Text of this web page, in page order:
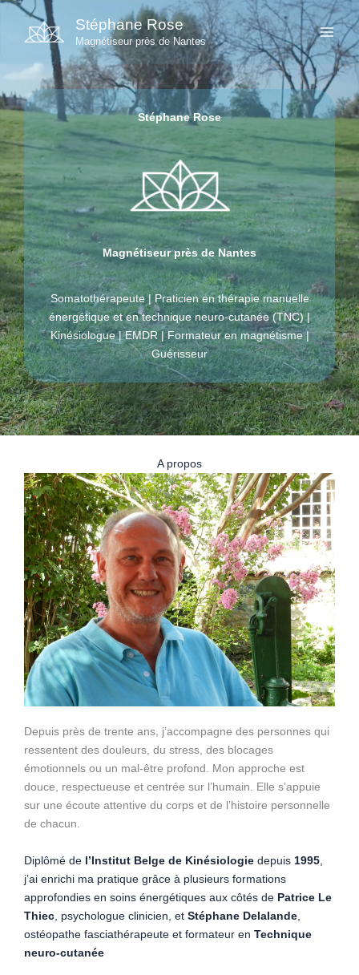
Aller
contenu
Stéphane Rose
Magnétiseur près de Nantes
Stéphane Rose
Magnétiseur près de Nantes
Somatothérapeute | Praticien en thérapie manuelle
énergétique et en technique neuro-cutanée (TNC) |
Kinésiologue | EMDR | Formateur en magnétisme |
Guérisseur
A propos
Depuis près de trente ans, j’accompagne des personnes qui
ressentent des douleurs, du stress, des blocages
émotionnels ou un mal-être profond. Mon approche est
douce, respectueuse et centrée sur l’humain. Elle s’appuie
sur une écoute attentive du corps et de l’histoire personnelle
de chacun.
Diplômé de l’Institut Belge de Kinésiologie depuis 1995
j’ai enrichi ma pratique grâce à plusieurs formations
approfondies en soins énergétiques aux côtés de Patrice Le
Thiec , psychologue clinicien, et Stéphane Delalande
ostéopathe fasciathérapeute et formateur en Technique
neuro-cutanée